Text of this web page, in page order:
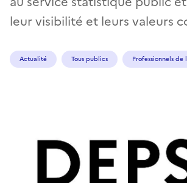
leur visibilité et leurs valeurs
Actualité Tous publics Professionnels